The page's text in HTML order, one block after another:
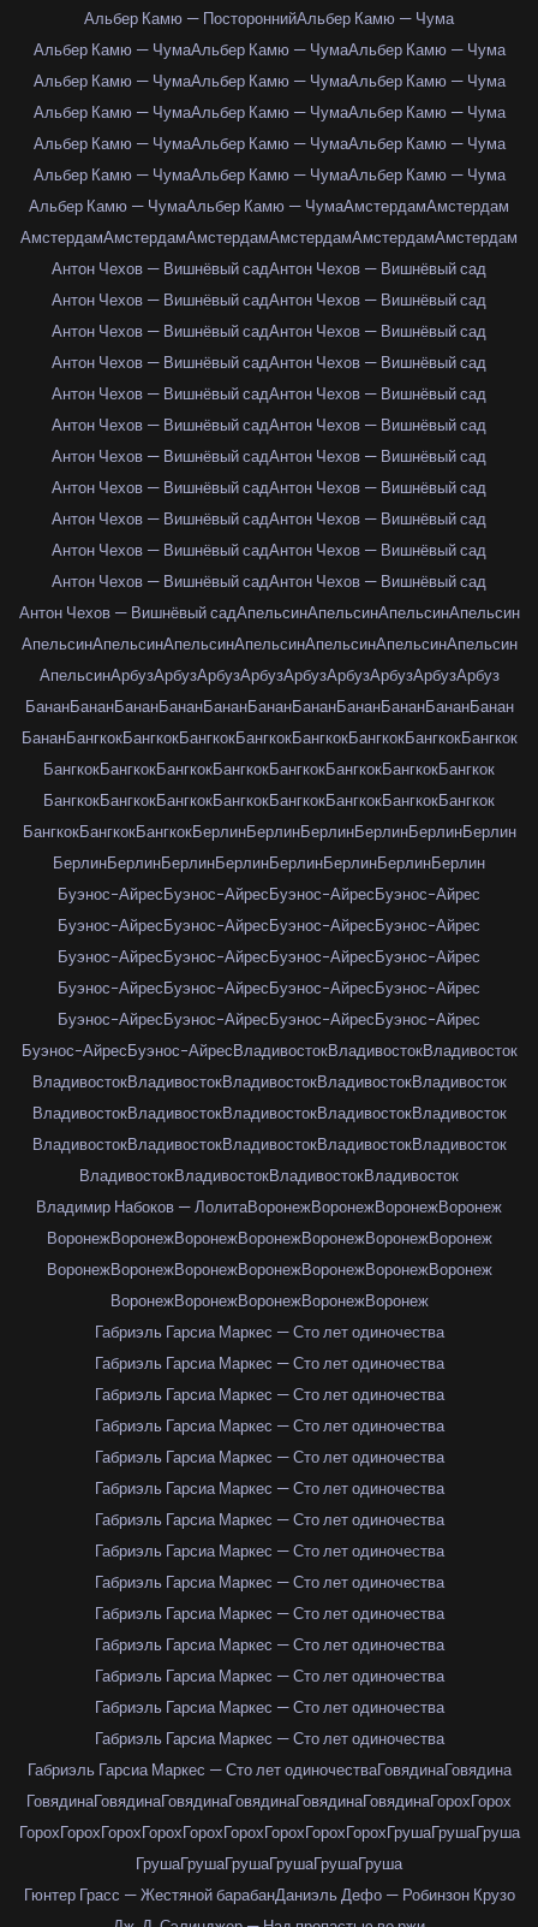
Альбер Камю — ПостороннийАльбер Камю — Чума
Альбер Камю — ЧумаАльбер Камю — ЧумаАльбер Камю — Чума
Альбер Камю — ЧумаАльбер Камю — ЧумаАльбер Камю — Чума
Альбер Камю — ЧумаАльбер Камю — ЧумаАльбер Камю — Чума
Альбер Камю — ЧумаАльбер Камю — ЧумаАльбер Камю — Чума
Альбер Камю — ЧумаАльбер Камю — ЧумаАльбер Камю — Чума
Альбер Камю — ЧумаАльбер Камю — ЧумаАмстердамАмстердам
АмстердамАмстердамАмстердамАмстердамАмстердамАмстердам
Антон Чехов — Вишнёвый садАнтон Чехов — Вишнёвый сад
Антон Чехов — Вишнёвый садАнтон Чехов — Вишнёвый сад
Антон Чехов — Вишнёвый садАнтон Чехов — Вишнёвый сад
Антон Чехов — Вишнёвый садАнтон Чехов — Вишнёвый сад
Антон Чехов — Вишнёвый садАнтон Чехов — Вишнёвый сад
Антон Чехов — Вишнёвый садАнтон Чехов — Вишнёвый сад
Антон Чехов — Вишнёвый садАнтон Чехов — Вишнёвый сад
Антон Чехов — Вишнёвый садАнтон Чехов — Вишнёвый сад
Антон Чехов — Вишнёвый садАнтон Чехов — Вишнёвый сад
Антон Чехов — Вишнёвый садАнтон Чехов — Вишнёвый сад
Антон Чехов — Вишнёвый садАнтон Чехов — Вишнёвый сад
Антон Чехов — Вишнёвый садАпельсинАпельсинАпельсинАпельсин
АпельсинАпельсинАпельсинАпельсинАпельсинАпельсинАпельсин
АпельсинАрбузАрбузАрбузАрбузАрбузАрбузАрбузАрбузАрбуз
БананБананБананБананБананБананБананБананБананБананБанан
БананБангкокБангкокБангкокБангкокБангкокБангкокБангкокБангкок
БангкокБангкокБангкокБангкокБангкокБангкокБангкокБангкок
БангкокБангкокБангкокБангкокБангкокБангкокБангкокБангкок
БангкокБангкокБангкокБерлинБерлинБерлинБерлинБерлинБерлин
БерлинБерлинБерлинБерлинБерлинБерлинБерлинБерлин
Буэнос-АйресБуэнос-АйресБуэнос-АйресБуэнос-Айрес
Буэнос-АйресБуэнос-АйресБуэнос-АйресБуэнос-Айрес
Буэнос-АйресБуэнос-АйресБуэнос-АйресБуэнос-Айрес
Буэнос-АйресБуэнос-АйресБуэнос-АйресБуэнос-Айрес
Буэнос-АйресБуэнос-АйресБуэнос-АйресБуэнос-Айрес
Буэнос-АйресБуэнос-АйресВладивостокВладивостокВладивосток
ВладивостокВладивостокВладивостокВладивостокВладивосток
ВладивостокВладивостокВладивостокВладивостокВладивосток
ВладивостокВладивостокВладивостокВладивостокВладивосток
ВладивостокВладивостокВладивостокВладивосток
Владимир Набоков — ЛолитаВоронежВоронежВоронежВоронеж
ВоронежВоронежВоронежВоронежВоронежВоронежВоронеж
ВоронежВоронежВоронежВоронежВоронежВоронежВоронеж
ВоронежВоронежВоронежВоронежВоронеж
Габриэль Гарсиа Маркес — Сто лет одиночества
Габриэль Гарсиа Маркес — Сто лет одиночества
Габриэль Гарсиа Маркес — Сто лет одиночества
Габриэль Гарсиа Маркес — Сто лет одиночества
Габриэль Гарсиа Маркес — Сто лет одиночества
Габриэль Гарсиа Маркес — Сто лет одиночества
Габриэль Гарсиа Маркес — Сто лет одиночества
Габриэль Гарсиа Маркес — Сто лет одиночества
Габриэль Гарсиа Маркес — Сто лет одиночества
Габриэль Гарсиа Маркес — Сто лет одиночества
Габриэль Гарсиа Маркес — Сто лет одиночества
Габриэль Гарсиа Маркес — Сто лет одиночества
Габриэль Гарсиа Маркес — Сто лет одиночества
Габриэль Гарсиа Маркес — Сто лет одиночества
Габриэль Гарсиа Маркес — Сто лет одиночестваГовядинаГовядина
ГовядинаГовядинаГовядинаГовядинаГовядинаГовядинаГорохГорох
ГорохГорохГорохГорохГорохГорохГорохГорохГорохГрушаГрушаГруша
ГрушаГрушаГрушаГрушаГрушаГруша
Гюнтер Грасс — Жестяной барабанДаниэль Дефо — Робинзон Крузо